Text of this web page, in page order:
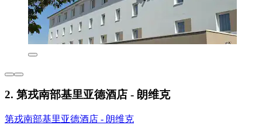
2. 第戎南部基里亚德酒店 - 朗维克
第戎南部基里亚德酒店 - 朗维克